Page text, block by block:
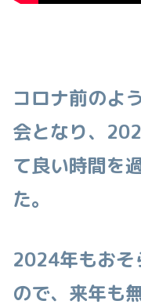
コロナ前のよ
会となり、
て良い時間を
た。
2024年もおそ
ので、来年も